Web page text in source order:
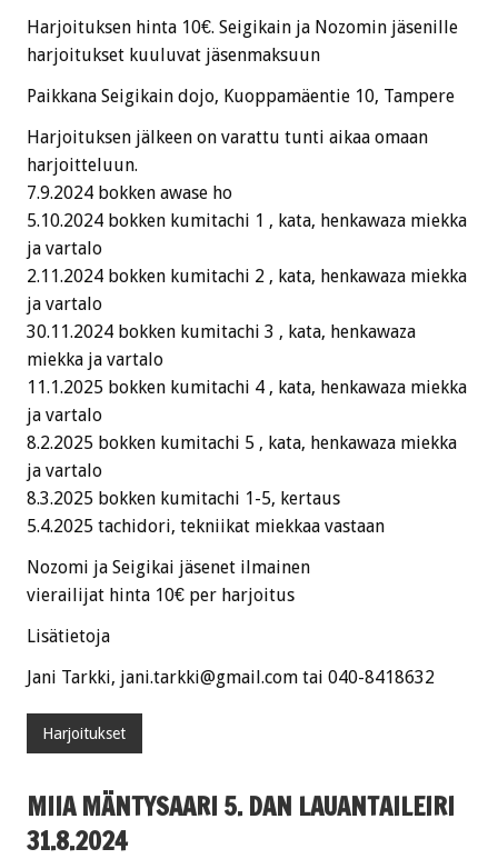
Harjoituksen hinta 10€. Seigikain ja Nozomin jäsenille
harjoitukset kuuluvat jäsenmaksuun
Paikkana Seigikain dojo, Kuoppamäentie 10, Tampere
Harjoituksen jälkeen on varattu tunti aikaa omaan
harjoitteluun.
7.9.2024 bokken awase ho
5.10.2024 bokken kumitachi 1 , kata, henkawaza miekka
ja vartalo
2.11.2024 bokken kumitachi 2 , kata, henkawaza miekka
ja vartalo
30.11.2024 bokken kumitachi 3 , kata, henkawaza
miekka ja vartalo
11.1.2025 bokken kumitachi 4 , kata, henkawaza miekka
ja vartalo
8.2.2025 bokken kumitachi 5 , kata, henkawaza miekka
ja vartalo
8.3.2025 bokken kumitachi 1-5, kertaus
5.4.2025 tachidori, tekniikat miekkaa vastaan
Nozomi ja Seigikai jäsenet ilmainen
vierailijat hinta 10€ per harjoitus
Lisätietoja
Jani Tarkki, jani.tarkki@gmail.com tai 040-8418632
Harjoitukset
MIIA MÄNTYSAARI 5. DAN LAUANTAILEIRI
31.8.2024